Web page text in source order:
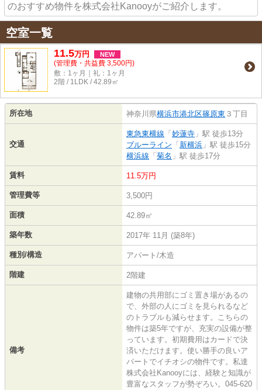
のおすすめ物件を株式会社Kanooyがご紹介します。
空室一覧
11.5万円 NEW
(管理費・共益費 3,500円)
敷：1ヶ月｜礼：1ヶ月
2階 / 1LDK / 42.89㎡
所在地 神奈川県横浜市港北区篠原東 ３丁目
交通
東急東横線 「 妙蓮寺 」駅 徒歩13分
ブルーライン 「 新横浜 」駅 徒歩15分
横浜線 「 菊名 」駅 徒歩17分
賃料 11.5万円
管理費等 3,500円
面積 42.89㎡
築年数 2017年 11月 (築8年)
種別/構造 アパート/木造
階建 2階建
備考
建物の共用部にゴミ置き場があるの
で、外部の人にゴミを見られるなど
のトラブルも減らせます。こちらの
物件は築5年ですが、充実の設備が整
っています。初期費用はカードで決
済いただけます。使い勝手の良いア
パートでイチオシの物件です。私達
株式会社Kanooyには、経験と知識が
豊富なスタッフが勢ぞろい。045-620